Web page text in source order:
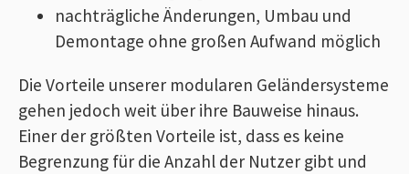
nachträgliche Änderungen, Umbau und
Demontage ohne großen Aufwand möglich
Die Vorteile unserer modularen Geländersysteme
gehen jedoch weit über ihre Bauweise hinaus.
Einer der größten Vorteile ist, dass es keine
Begrenzung für die Anzahl der Nutzer gibt und